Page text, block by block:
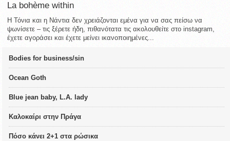
La bohème within
Η Τόνια και η Νάντια δεν χρειάζονται εμένα για να σας πείσω να
ψωνίσετε – τις ξέρετε ήδη, πιθανότατα τις ακολουθείτε στο instagram,
έχετε αγοράσει και έχετε μείνει ικανοποιημένες...
Bodies for business/sin
Ocean Goth
Blue jean baby, L.A. lady
Καλοκαίρι στην Πράγα
Πόσο κάνει 2+1 στα ρώσικα